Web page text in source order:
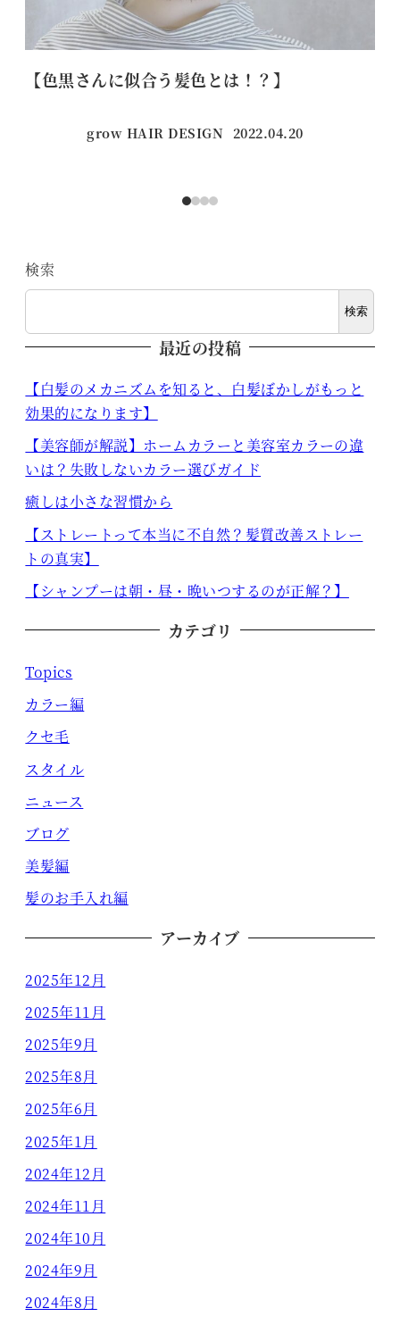
【色黒さんに似合う髪色とは！？】
grow HAIR DESIGN 投稿日
2022.04.20
検索
検索
最近の投稿
【白髪のメカニズムを知ると、白髪ぼかしがもっと
効果的になります】
【美容師が解説】ホームカラーと美容室カラーの違
いは？失敗しないカラー選びガイド
癒しは小さな習慣から
【ストレートって本当に不自然？髪質改善ストレー
トの真実】
【シャンプーは朝・昼・晩いつするのが正解？】
カテゴリ
Topics
カラー編
クセ毛
スタイル
ニュース
ブログ
美髪編
髪のお手入れ編
アーカイブ
2025年12月
2025年11月
2025年9月
2025年8月
2025年6月
2025年1月
2024年12月
2024年11月
2024年10月
2024年9月
2024年8月